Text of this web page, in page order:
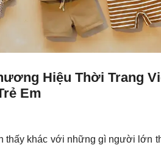
Hiệu Thời Trang
Em
thấy khác với những gì người lớn